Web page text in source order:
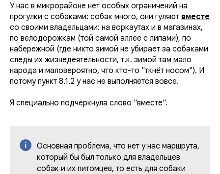
У нас в микрорайоне нет особых ограничений на
прогулки с собаками: собак много, они гуляют вместе
со своими владельцами: на воркаутах и в магазинах,
по велодорожкам (той самой аллее с липами), по
набережной (где никто зимой не убирает за собаками
следы их жизнедеятельности, т.к. зимой там мало
народа и маловероятно, что кто-то "ткнёт носом"). И
потому пункт 8.1.2 у нас не выполняется вовсе.
Я специально подчеркнула слово "вместе".
Основная проблема, что нет у нас маршрута,
который бы был только для владельцев
собак и их питомцев, то есть для собаки